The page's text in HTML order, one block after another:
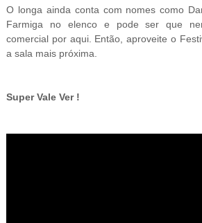
O longa ainda conta com nomes como
Farmiga no elenco e pode ser que
comercial por aqui. Então, aproveite o
a sala mais próxima.
Super Vale Ver !